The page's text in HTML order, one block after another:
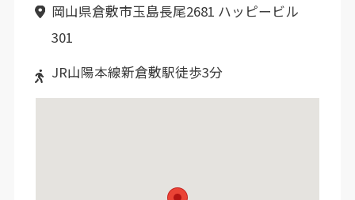
岡山県倉敷市玉島長尾2681 ハッピービル
301
JR山陽本線新倉敷駅徒歩3分